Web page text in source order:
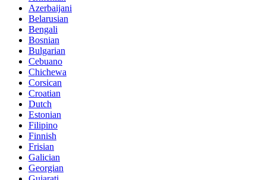
Azerbaijani
Belarusian
Bengali
Bosnian
Bulgarian
Cebuano
Chichewa
Corsican
Croatian
Dutch
Estonian
Filipino
Finnish
Frisian
Galician
Georgian